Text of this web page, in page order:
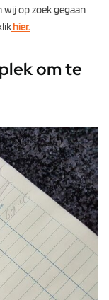
wij op zoek gegaan
hier.
om te